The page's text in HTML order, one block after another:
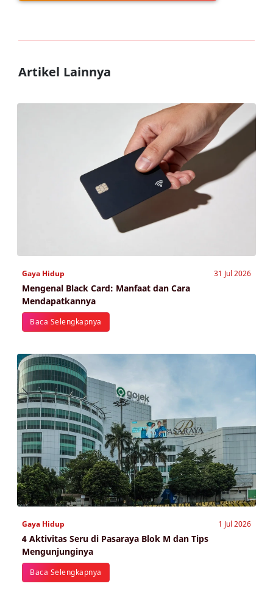
Artikel Lainnya
Gaya Hidup 31 Jul 2026
Mengenal Black Card: Manfaat dan Cara
Mendapatkannya
Baca Selengkapnya
Gaya Hidup 1 Jul 2026
4 Aktivitas Seru di Pasaraya Blok M dan Tips
Mengunjunginya
Baca Selengkapnya